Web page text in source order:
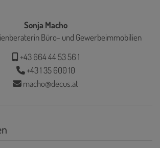
Sonja Macho
Büro- und Gewerbeimmobilien
+43 664 44 53 56 1
+43 1 35 600 10
macho@decus.at